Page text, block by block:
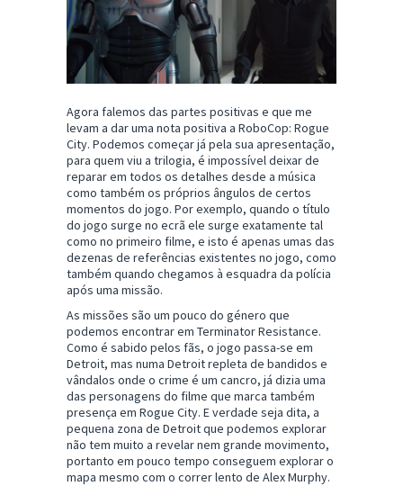
Agora falemos das partes positivas e que me
levam a dar uma nota positiva a RoboCop: Rogue
City. Podemos começar já pela sua apresentação,
para quem viu a trilogia, é impossível deixar de
reparar em todos os detalhes desde a música
como também os próprios ângulos de certos
momentos do jogo. Por exemplo, quando o título
do jogo surge no ecrã ele surge exatamente tal
como no primeiro filme, e isto é apenas umas das
dezenas de referências existentes no jogo, como
também quando chegamos à esquadra da polícia
após uma missão.
As missões são um pouco do género que
podemos encontrar em Terminator Resistance.
Como é sabido pelos fãs, o jogo passa-se em
Detroit, mas numa Detroit repleta de bandidos e
vândalos onde o crime é um cancro, já dizia uma
das personagens do filme que marca também
presença em Rogue City. E verdade seja dita, a
pequena zona de Detroit que podemos explorar
não tem muito a revelar nem grande movimento,
portanto em pouco tempo conseguem explorar o
mapa mesmo com o correr lento de Alex Murphy.